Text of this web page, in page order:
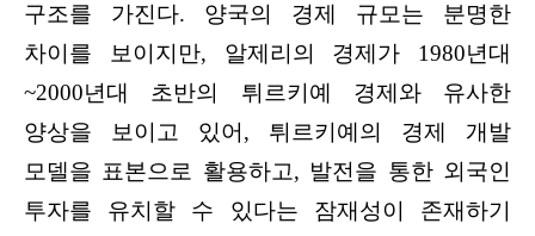
구조를 가진다. 양국의 경제 규모는 분명한
차이를 보이지만, 알제리의 경제가 1980년대
~2000년대 초반의 튀르키예 경제와 유사한
양상을 보이고 있어, 튀르키예의 경제 개발
모델을 표본으로 활용하고, 발전을 통한 외국인
투자를 유치할 수 있다는 잠재성이 존재하기